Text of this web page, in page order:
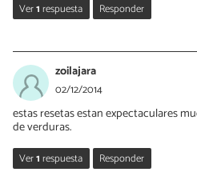
Ver1respuesta Responder
03/12/2014
espero que disfrutes cocinando
sencilla pero deliciosa, un saludo
zoilajara
02/12/2014
estas resetas estan expectaculares
de verduras.
Ver1respuesta Responder